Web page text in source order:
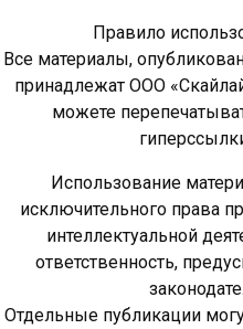
Правило
Все материалы,
принадлежат ООО
можете
Использование
исключительного права
интеллектуальной
ответственность,
Отдельные публикации